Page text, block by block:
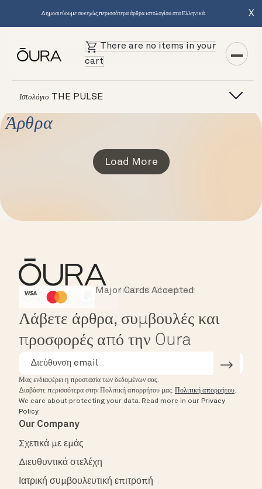
Δημοσιεύουμε συνεχώς περισσότερα άρθρα ιστολογίου στα Ελληνικά. X
There are no items in your
cart
Ιστολόγιο THE PULSE
Άρθρα
Load More
HSA/FSA Eligible
Instant Checkout
Major Cards Accepted
Λάβετε άρθρα, συμβουλές και
προσφορές από την Oura
Μας ενδιαφέρει η προστασία των δεδομένων σας.
Διαβάστε περισσότερα στην Πολιτική απορρήτου μας. Πολιτική απορρήτου.
We care about protecting your data. Read more in our Privacy
Policy.
Our Company
Σχετικά με εμάς
Διευθυντικά στελέχη
Ιατρική συμβουλευτική επιτροπή